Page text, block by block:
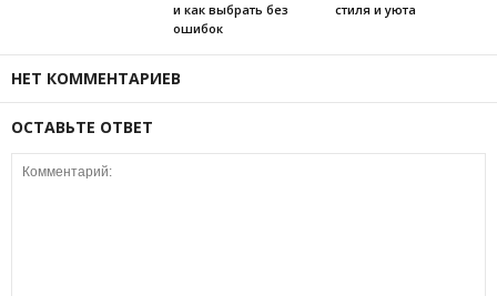
и как выбрать без
ошибок
стиля и уюта
НЕТ КОММЕНТАРИЕВ
ОСТАВЬТЕ ОТВЕТ